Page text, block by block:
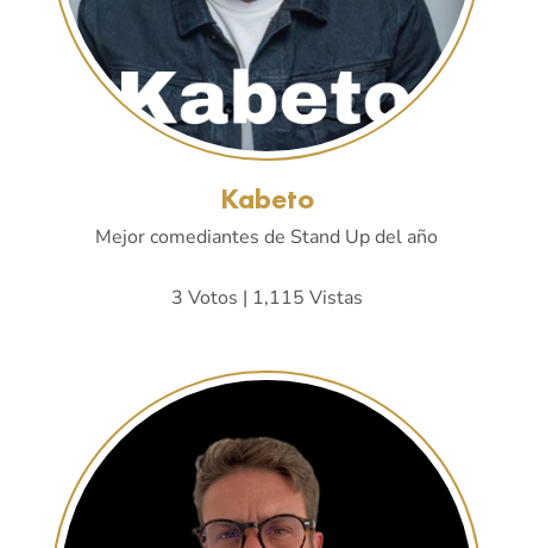
Kabeto
Mejor comediantes de Stand Up del año
3 Votos | 1,115 Vistas